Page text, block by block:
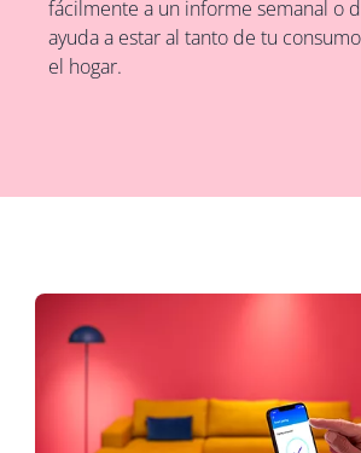
fácilmente a un informe semanal o
ayuda a estar al tanto de tu
el hogar.